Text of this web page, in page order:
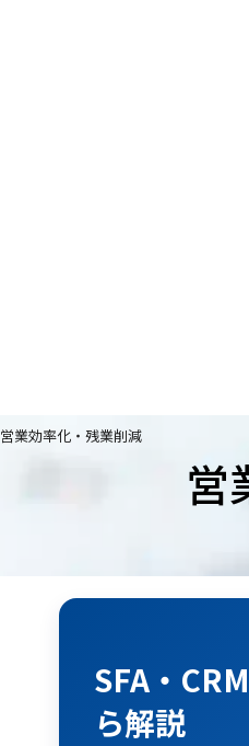
営業効率化・残業削減
営
SFA・
ら解説